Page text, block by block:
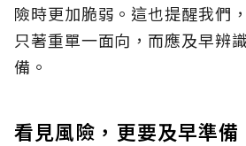
險時更加脆弱。這也提醒我們
只著重單一面向，而應及早辨
備。
看見風險，更要及早準